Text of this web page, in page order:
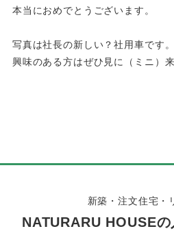
本当におめでとうございます。
写真は社長の新しい？社用車です。
興味のある方はぜひ見に（ミニ）
新築・注文住宅・
NATURARU HOUSE